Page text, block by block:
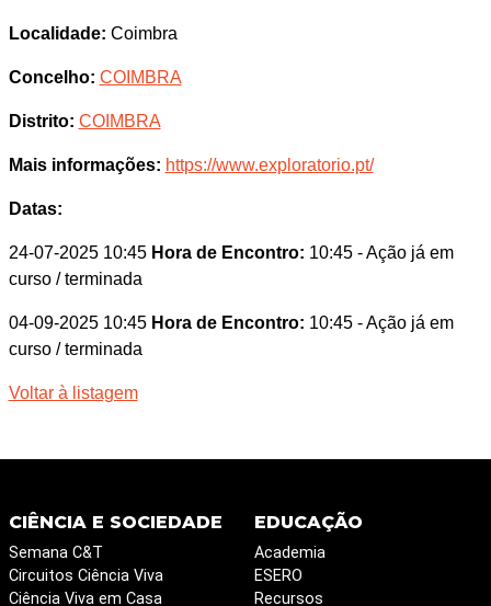
Localidade: Coimbra
Concelho: COIMBRA
Distrito: COIMBRA
Mais informações: https://www.exploratorio.pt/
Datas:
24-07-2025 10:45 Hora de Encontro: 10:45 - Ação já em
curso / terminada
04-09-2025 10:45 Hora de Encontro: 10:45 - Ação já em
curso / terminada
Voltar à listagem
CIÊNCIA E SOCIEDADE
Semana C&T
Circuitos Ciência Viva
Ciência Viva em Casa
EDUCAÇÃO
Academia
ESERO
Recursos